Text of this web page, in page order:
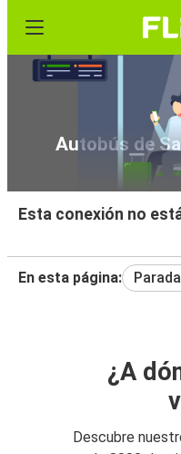
Autobús de
Esta conexión no
En esta página:
¿A
Descubre